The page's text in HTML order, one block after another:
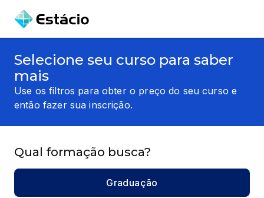
Selecione seu curso para saber
mais
Use os filtros para obter o preço do seu curso e
então fazer sua inscrição.
Qual formação busca?
Graduação